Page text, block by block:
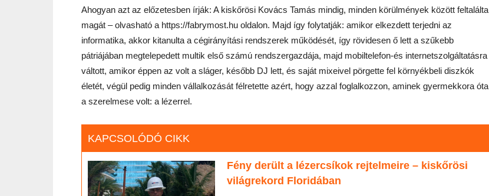
Ahogyan azt az előzetesben írják: A kiskőrösi Kovács Tamás mindig, minden körülmények között feltalálta
magát – olvasható a https://fabrymost.hu oldalon. Majd így folytatják: amikor elkezdett terjedni az
informatika, akkor kitanulta a cégirányítási rendszerek működését, így rövidesen ő lett a szűkebb
pátriájában megtelepedett multik első számú rendszergazdája, majd mobiltelefon-és internetszolgáltatásra
váltott, amikor éppen az volt a sláger, később DJ lett, és saját mixeivel pörgette fel környékbeli diszkók
életét, végül pedig minden vállalkozását félretette azért, hogy azzal foglalkozzon, aminek gyermekkora óta
a szerelmese volt: a lézerrel.
KAPCSOLÓDÓ CIKK
Fény derült a lézercsíkok rejtelmeire – kiskőrösi
világrekord Floridában